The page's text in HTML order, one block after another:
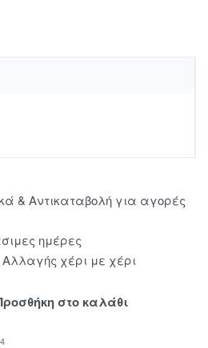
& Αντικαταβολή για αγορές
ημέρες
χέρι με χέρι
στο καλάθι